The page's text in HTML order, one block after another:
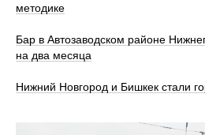
методике
Бар в Автозаводском районе
на два месяца
Нижний Новгород и Бишкек стали